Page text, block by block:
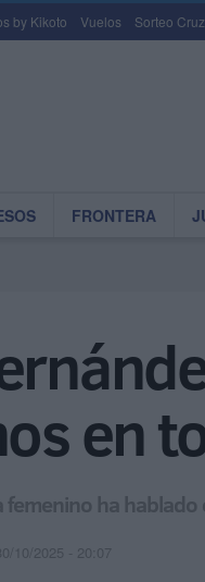
by Kikoto Vuelos Sorteo
FRONTERA
en
femenino ha
30/10/2025 - 20:07